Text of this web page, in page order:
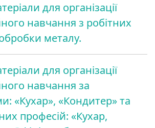
для організації
навчання з робітних
металу.
для організації
навчання за
«Кухар», «Кондитер» та
професій: «Кухар,